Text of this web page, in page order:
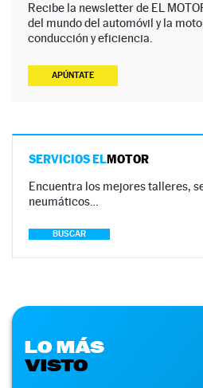
Recibe la newsletter de EL
del mundo del automóvil y la
conducción y eficiencia.
APÚNTATE
SERVICIOS ELMOTOR
Encuentra los mejores talleres,
neumáticos…
BUSCAR
LO MÁS
VISTO